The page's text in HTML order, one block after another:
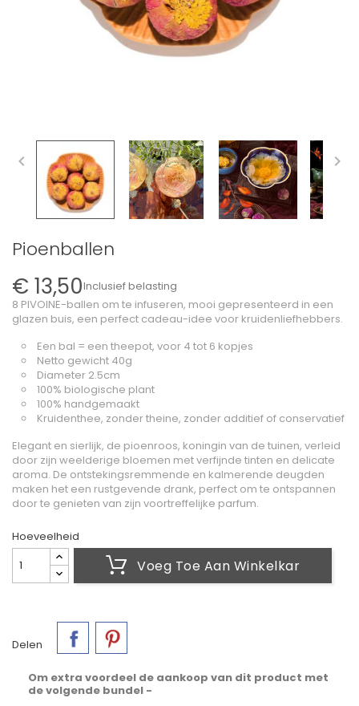
 
Pioenballen
€ 13,50Inclusief belasting
8 PIVOINE-ballen om te infuseren, mooi gepresenteerd in een
glazen buis, een perfect cadeau-idee voor kruidenliefhebbers.
Een bal = een theepot, voor 4 tot 6 kopjes
Netto gewicht 40g
Diameter 2.5cm
100% biologische plant
100% handgemaakt
Kruidenthee, zonder theine, zonder additief of conservatief
Elegant en sierlijk, de pioenroos, koningin van de tuinen, verleid
door zijn weelderige bloemen met verfijnde tinten en delicate
aroma. De ontstekingsremmende en kalmerende deugden
maken het een rustgevende drank, perfect om te ontspannen
door te genieten van zijn voortreffelijke parfum.
Hoeveelheid
Voeg Toe Aan Winkelkar
Delen
Om extra voordeel de aankoop van dit product met
de volgende bundel -